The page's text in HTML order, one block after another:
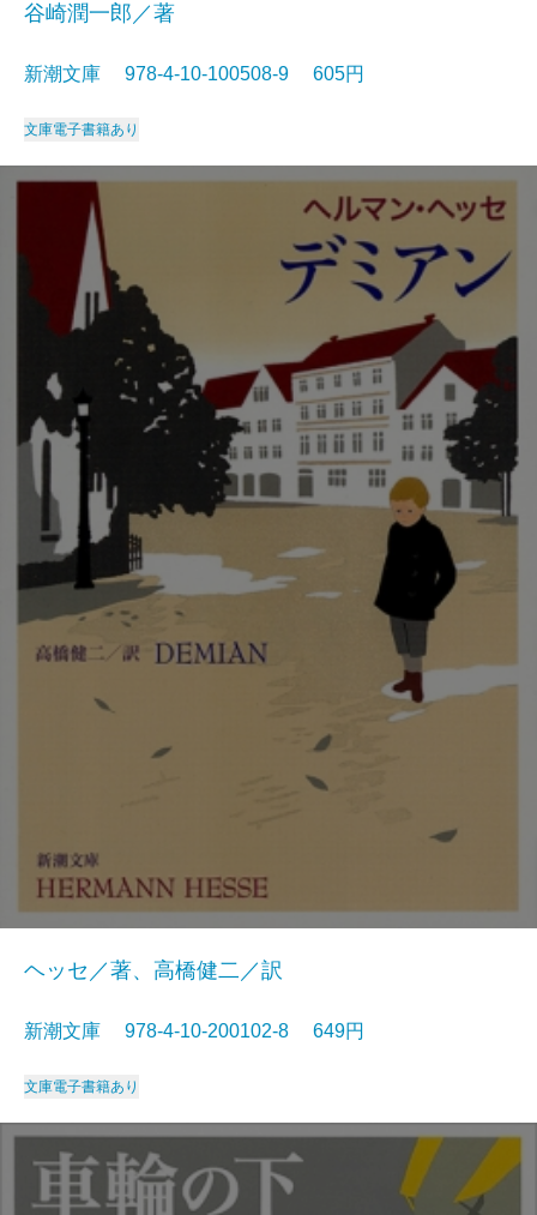
谷崎潤一郎／著
新潮文庫 978-4-10-100508-9 605円
文庫電子書籍あり
ヘッセ／著、高橋健二／訳
新潮文庫 978-4-10-200102-8 649円
文庫電子書籍あり